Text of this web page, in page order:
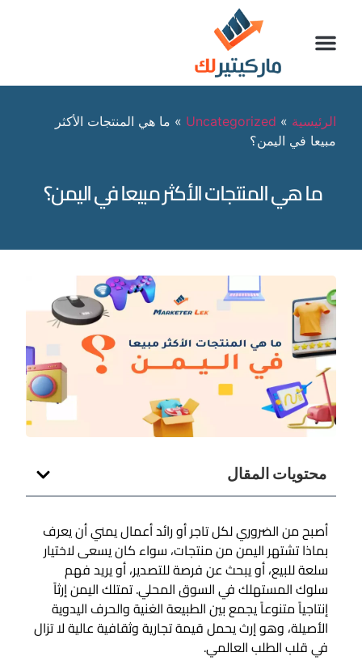
الرئيسية »
Uncategorized
» ما هي المنتجات الأكثر
مبيعا في اليمن؟
ما هي المنتجات الأكثر مبيعا في اليمن؟
محتويات المقال
أصبح من الضروري لكل تاجر أو رائد أعمال يمني أن يعرف
بماذا تشتهر اليمن من منتجات، سواء كان يسعى لاختيار
سلعة للبيع، أو يبحث عن فرصة للتصدير، أو يريد فهم
سلوك المستهلك في السوق المحلي. تمتلك اليمن إرثاً
إنتاجياً متنوعاً يجمع بين الطبيعة الغنية والحرف اليدوية
الأصيلة، وهو إرث يحمل قيمة تجارية وثقافية عالية لا تزال
في قلب الطلب العالمي.